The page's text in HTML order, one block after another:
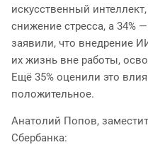
искусственный
снижение стресса, а 34%
заявили, что внедрение
их жизнь вне работы,
Ещё 35% оценили это
положительное.
Анатолий Попов,
Сбербанка: